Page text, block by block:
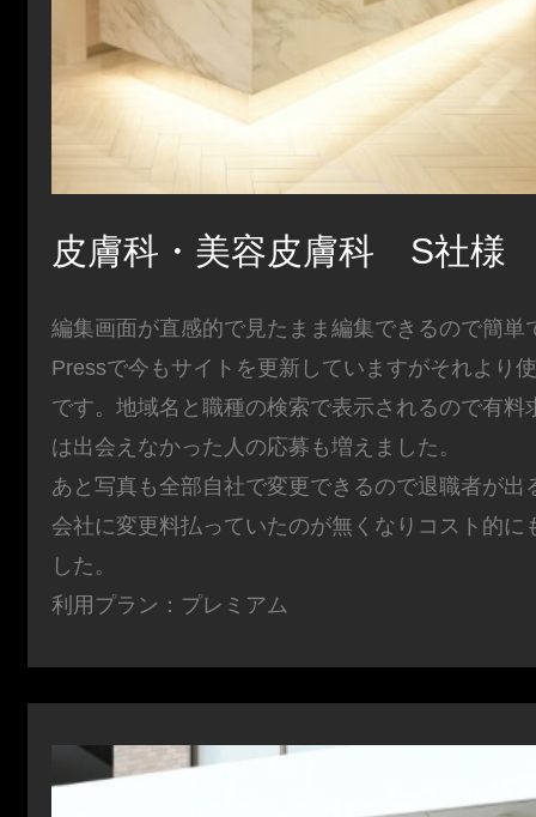
皮膚科・美容皮膚科 S社様
編集画面が直感的で見たまま編集できるので簡単
Pressで今もサイトを更新していますがそれより
です。地域名と職種の検索で表示されるので有料
は出会えなかった人の応募も増えました。
あと写真も全部自社で変更できるので退職者が出
会社に変更料払っていたのが無くなりコスト的に
した。
利用プラン：プレミアム